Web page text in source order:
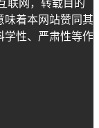
联网，转载目的
味着本网站赞同其
学性、严肃性等作